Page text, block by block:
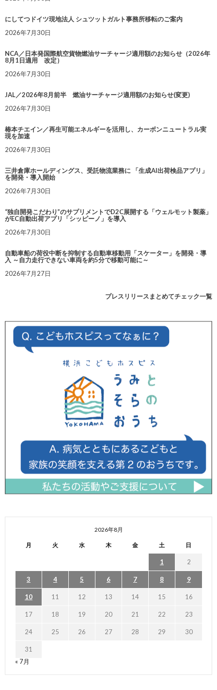
にしてつドイツ現地法人 シュツットガルト事務所移転のご案内
2026年7月30日
NCA／日本発国際航空貨物燃油サーチャージ適用額のお知らせ（2026年
8月1日適用 改定）
2026年7月30日
JAL／2026年8月前半 燃油サーチャージ適用額のお知らせ(変更)
2026年7月30日
椿本チエイン／再生可能エネルギーを活用し、カーボンニュートラル実
現を加速
2026年7月30日
三井倉庫ホールディングス、受託物流業務に 「生成AI出荷検品アプリ」
を開発・導入開始
2026年7月30日
“独自開発こだわり”のサプリメントでD2C展開する「ウェルモット製薬」
がEC自動出荷アプリ「シッピーノ」を導入
2026年7月30日
自動車船の荷役中断を抑制する自動車移動用「スケーター」を開発・導
入 ～自力走行できない車両を約5分で移動可能に～
2026年7月27日
プレスリリースまとめてチェック一覧
2026年8月
月 火 水 木 金 土 日
1 2
3 4 5 6 7 8 9
10 11 12 13 14 15 16
17 18 19 20 21 22 23
24 25 26 27 28 29 30
31
« 7月